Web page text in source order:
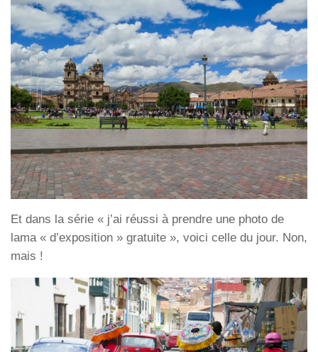
Et dans la série « j’ai réussi à prendre une photo de
lama « d’exposition » gratuite », voici celle du jour. Non,
mais !